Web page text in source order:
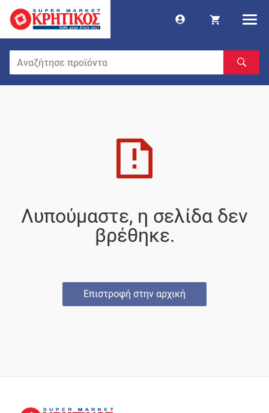
Λυπούμαστε, η σελίδα δεν
βρέθηκε.
Επιστροφή στην αρχική